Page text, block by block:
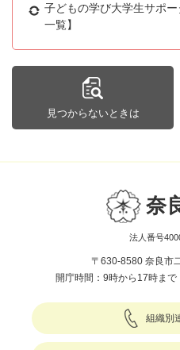
子どもの学び大学生サポ
一覧】
見つからないときは
奈
法人番号
〒630-8580 奈良市
開庁時間：9時から17時まで
組織別